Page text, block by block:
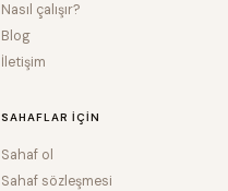
Nasıl çalışır?
Blog
İletişim
SAHAFLAR IÇIN
Sahaf ol
Sahaf sözleşmesi